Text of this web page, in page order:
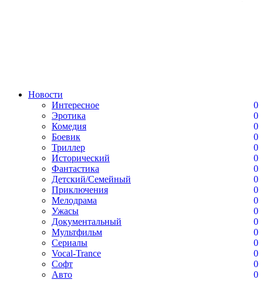
Новости
Интересное
0
Эротика
0
Комедия
0
Боевик
0
Триллер
0
Исторический
0
Фантастика
0
Детский/Семейный
0
Приключения
0
Мелодрама
0
Ужасы
0
Документальный
0
Мультфильм
0
Сериалы
0
Vocal-Trance
0
Софт
0
Авто
0